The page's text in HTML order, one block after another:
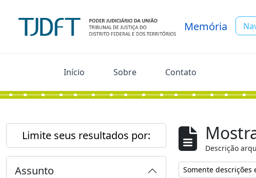
Memória
Início Sobre Contato
Limite seus resultados por:
Assunto
Descrição
Remover filtro:
Somente